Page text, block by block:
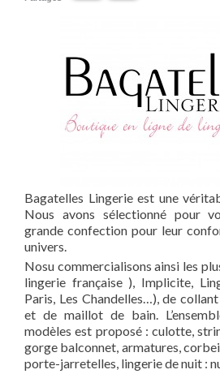
Bagatelles Lingerie est une
Nous avons sélectionné pour
grande confection pour leur
univers.
Nosu commercialisons ainsi les
lingerie française ), Implicite,
Paris, Les Chandelles…), de
et de maillot de bain.
modèles est proposé : culotte,
gorge balconnet, armatures,
porte-jarretelles, lingerie de nuit :